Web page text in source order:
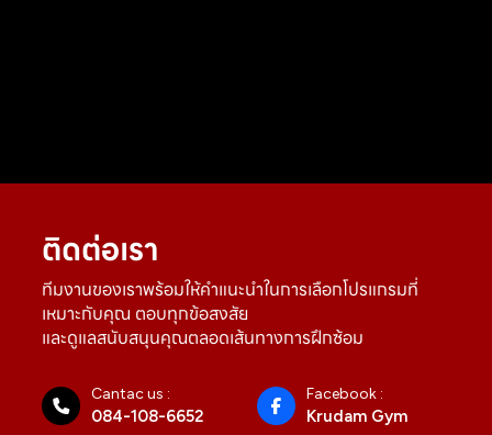
ติดต่อเรา
ทีมงานของเราพร้อมให้คำแนะนำในการเลือกโปรแกรมที่
เหมาะกับคุณ ตอบทุกข้อสงสัย
และดูแลสนับสนุนคุณตลอดเส้นทางการฝึกซ้อม
Cantac us :
084-108-6652
Facebook :
Krudam Gym